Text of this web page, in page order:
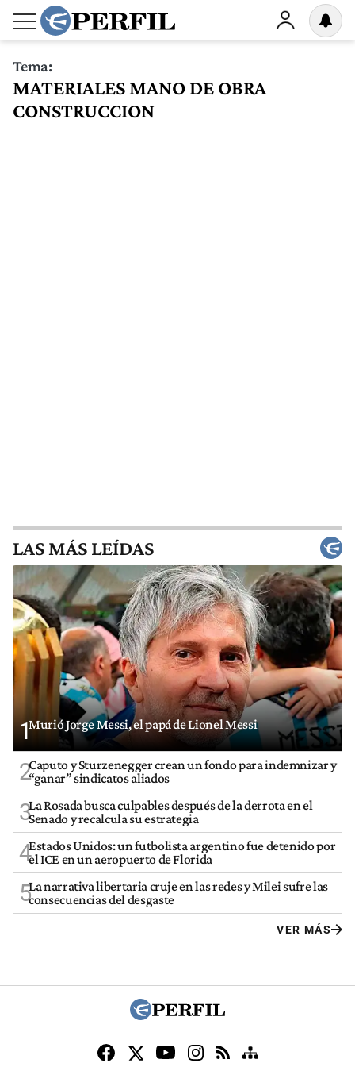
Tema:
MATERIALES MANO DE OBRA
CONSTRUCCION
LAS MÁS LEÍDAS
1Murió Jorge Messi, el papá de Lionel Messi
2Caputo y Sturzenegger crean un fondo para indemnizar y
“ganar” sindicatos aliados
3La Rosada busca culpables después de la derrota en el
Senado y recalcula su estrategia
4Estados Unidos: un futbolista argentino fue detenido por
el ICE en un aeropuerto de Florida
5La narrativa libertaria cruje en las redes y Milei sufre las
consecuencias del desgaste
VER MÁS